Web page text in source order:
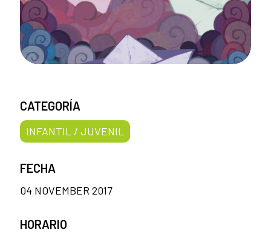
CATEGORÍA
INFANTIL / JUVENIL
FECHA
04 NOVEMBER 2017
HORARIO